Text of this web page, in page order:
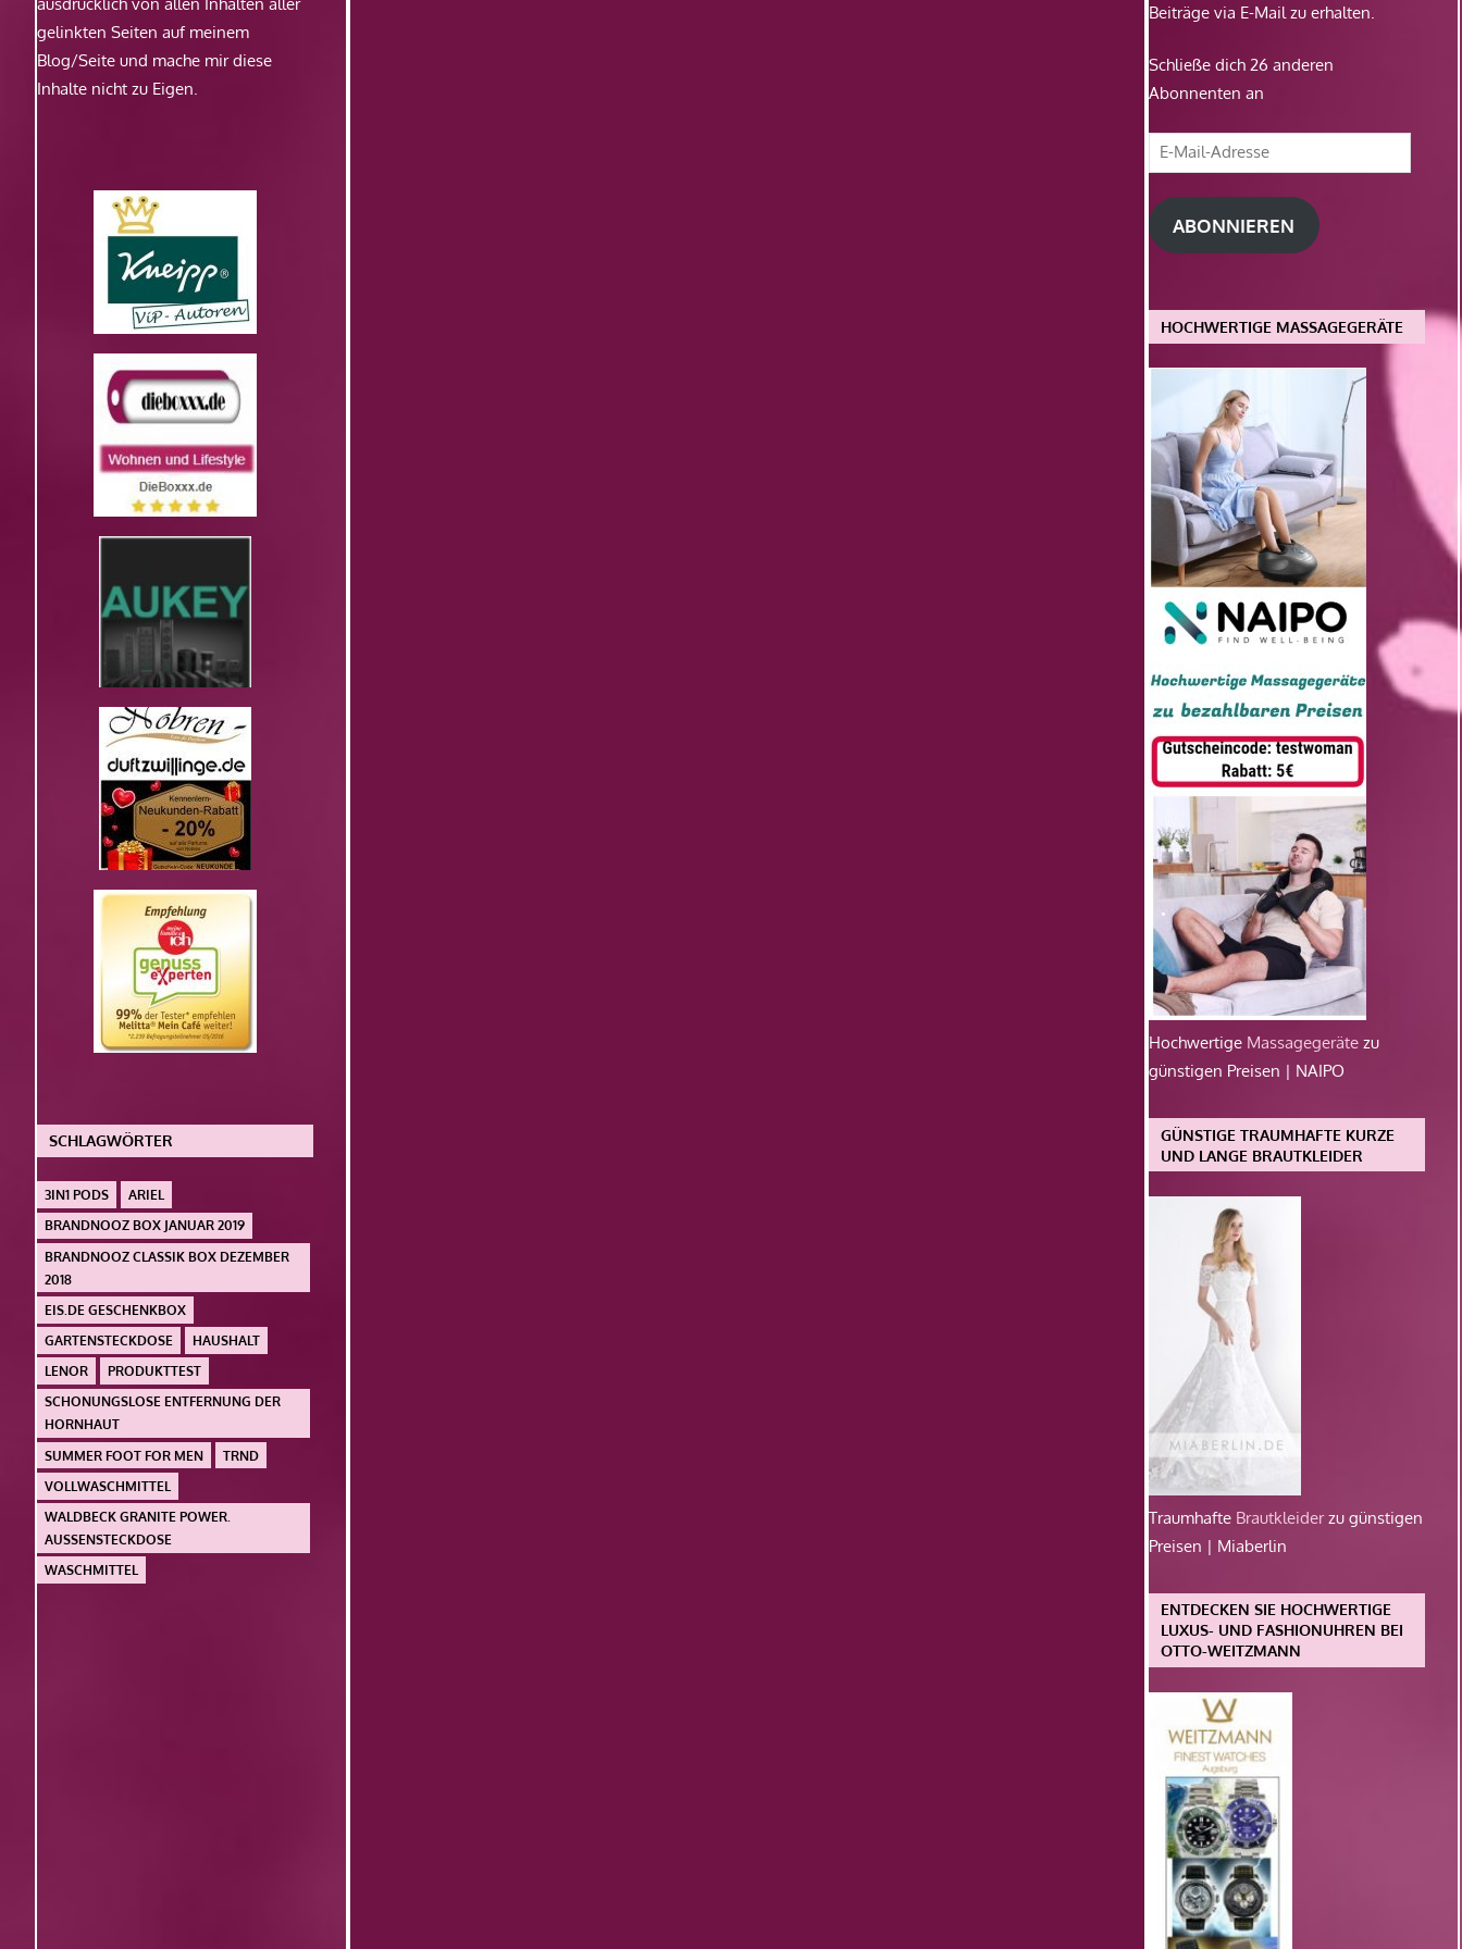
gelinkten Seiten auf meinem
Blog/Seite und mache mir diese
Inhalte nicht zu Eigen.
SCHLAGWÖRTER
3IN1 PODS
ARIEL
BRANDNOOZ BOX JANUAR 2019
BRANDNOOZ CLASSIK BOX DEZEMBER
2018
EIS.DE GESCHENKBOX
GARTENSTECKDOSE
HAUSHALT
LENOR
PRODUKTTEST
SCHONUNGSLOSE ENTFERNUNG DER
HORNHAUT
SUMMER FOOT FOR MEN
TRND
VOLLWASCHMITTEL
WALDBECK GRANITE POWER.
AUSSENSTECKDOSE
WASCHMITTEL
Beiträge via E-Mail zu erhalten.
Schließe dich 26 anderen
Abonnenten an
E-
Mail-
Adresse
ABONNIEREN
HOCHWERTIGE MASSAGEGERÄTE
Hochwertige Massagegeräte zu
günstigen Preisen | NAIPO
GÜNSTIGE TRAUMHAFTE KURZE
UND LANGE BRAUTKLEIDER
Traumhafte Brautkleiderzu günstigen
Preisen | Miaberlin
ENTDECKEN SIE HOCHWERTIGE
LUXUS- UND FASHIONUHREN BEI
OTTO-WEITZMANN